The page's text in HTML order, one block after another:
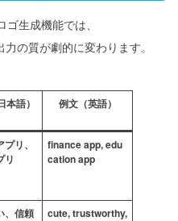
生成機能では、
の質が劇的に変わります。
本語） 例文（英語）
リ、
リ
finance app, edu
cation app
、信頼
cute, trustworthy,